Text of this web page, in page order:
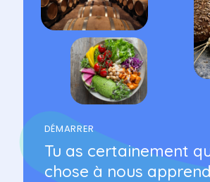
DÉMARRER
Tu as certainement
chose à nous